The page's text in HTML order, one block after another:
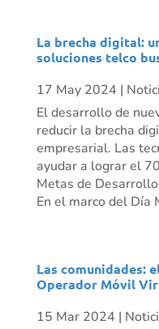
La brecha digital:
soluciones telco
17 May 2024 |
El desarrollo de
reducir la brecha
empresarial. Las
ayudar a lograr el
Metas de
En el marco del Día
Las comunidades:
Operador Móvil
15 Mar 2024 |